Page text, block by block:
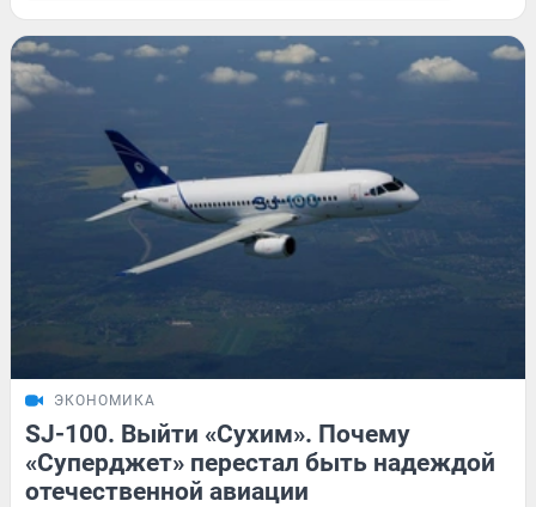
ЭКОНОМИКА
SJ-100. Выйти «Сухим». Почему
«Суперджет» перестал быть надеждой
отечественной авиации